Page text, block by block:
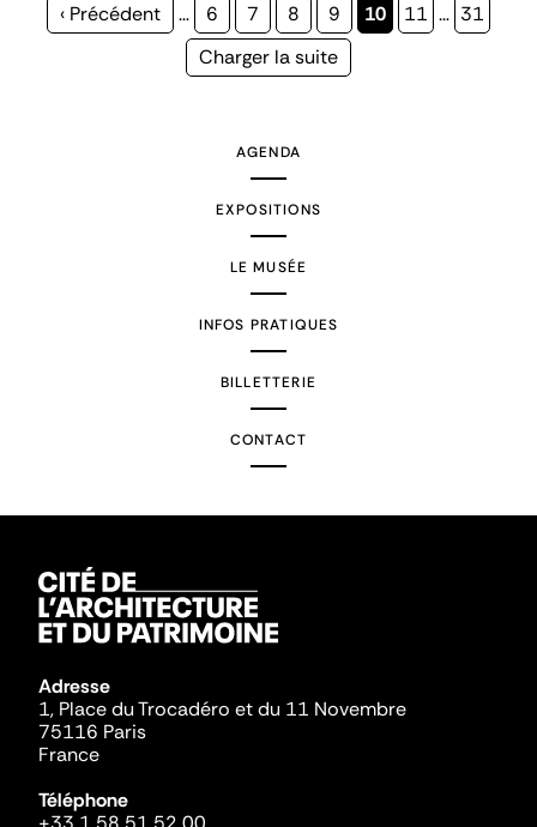
Page
‹ Précédent … Page
6 Page
7 Page
8 Page
9
Page
10 Page
11 … Page
31
Page
Charger la suite
AGENDA
EXPOSITIONS
LE MUSÉE
INFOS PRATIQUES
BILLETTERIE
CONTACT
Adresse
1, Place du Trocadéro et du 11 Novembre
75116 Paris
France
Téléphone